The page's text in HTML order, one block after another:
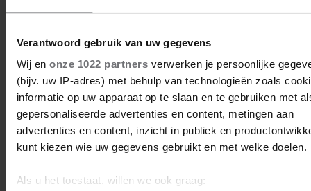
Verantwoord gebruik van uw gegevens
Wij en onze 1022 partnersverwerken je persoonlijke
(bijv. uw IP-adres) met behulp van technologieën zoals
informatie op uw apparaat op te slaan en te gebruiken met
gepersonaliseerde advertenties en content, metingen aan
advertenties en content, inzicht in publiek en
kunt kiezen wie uw gegevens gebruikt en met welke doelen.
Als u het toestaat, willen we ook graag:
Fijne feestdagen
We wensen je fijne feestdagen! Liefs, de redactie van